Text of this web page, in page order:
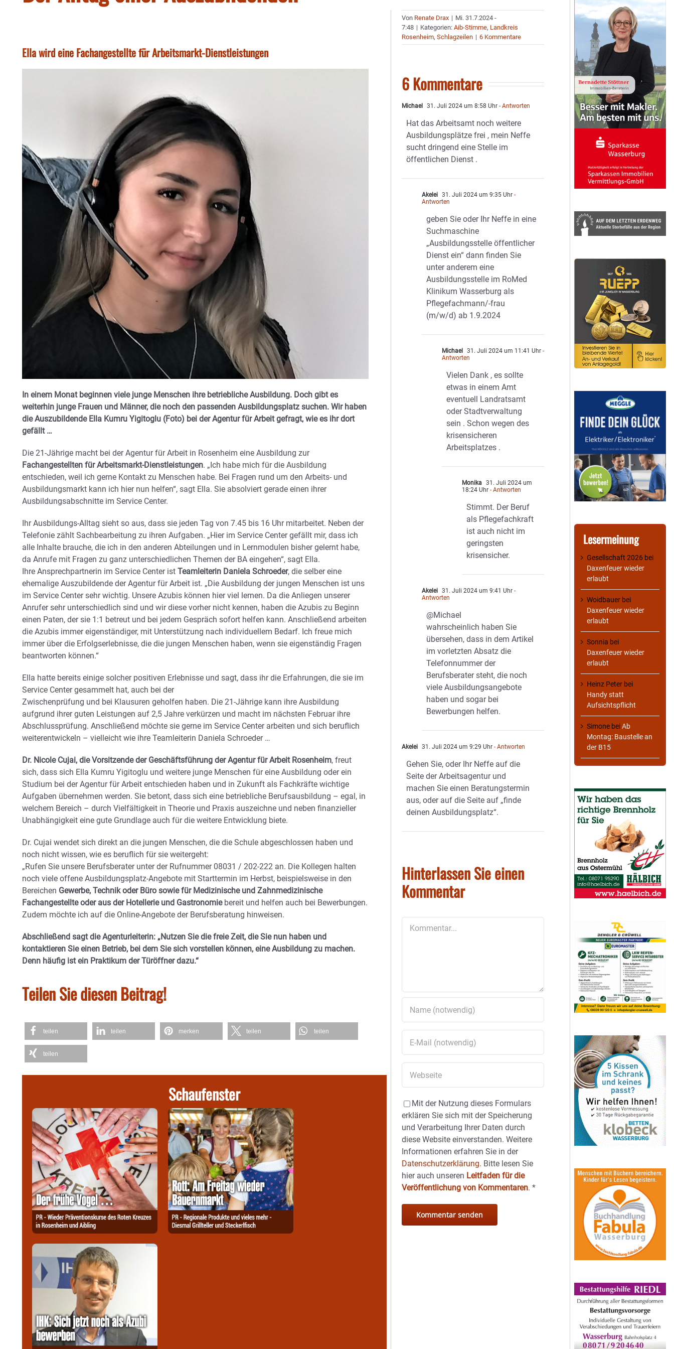
Ella wird eine Fachangestellte für Arbeitsmarkt-Dienstleistungen
In einem Monat beginnen viele junge Menschen ihre betriebliche Ausbildung. Doch gibt es
weiterhin junge Frauen und Männer, die noch den passenden Ausbildungsplatz suchen. Wir haben
die Auszubildende Ella Kumru Yigitoglu (Foto) bei der Agentur für Arbeit gefragt, wie es ihr dort
gefällt …
Die 21-Jährige macht bei der Agentur für Arbeit in Rosenheim eine Ausbildung zur
Fachangestellten für Arbeitsmarkt-Dienstleistungen. „Ich habe mich für die Ausbildung
entschieden, weil ich gerne Kontakt zu Menschen habe. Bei Fragen rund um den Arbeits- und
Ausbildungsmarkt kann ich hier nun helfen“, sagt Ella. Sie absolviert gerade einen ihrer
Ausbildungsabschnitte im Service Center.
Ihr Ausbildungs-Alltag sieht so aus, dass sie jeden Tag von 7.45 bis 16 Uhr mitarbeitet. Neben der
Telefonie zählt Sachbearbeitung zu ihren Aufgaben. „Hier im Service Center gefällt mir, dass ich
alle Inhalte brauche, die ich in den anderen Abteilungen und in Lernmodulen bisher gelernt habe,
da Anrufe mit Fragen zu ganz unterschiedlichen Themen der BA eingehen“, sagt Ella.
Ihre Ansprechpartnerin im Service Center ist Teamleiterin Daniela Schroeder, die selber eine
ehemalige Auszubildende der Agentur für Arbeit ist. „Die Ausbildung der jungen Menschen ist uns
im Service Center sehr wichtig. Unsere Azubis können hier viel lernen. Da die Anliegen unserer
Anrufer sehr unterschiedlich sind und wir diese vorher nicht kennen, haben die Azubis zu Beginn
einen Paten, der sie 1:1 betreut und bei jedem Gespräch sofort helfen kann. Anschließend arbeiten
die Azubis immer eigenständiger, mit Unterstützung nach individuellem Bedarf. Ich freue mich
immer über die Erfolgserlebnisse, die die jungen Menschen haben, wenn sie eigenständig Fragen
beantworten können.“
Ella hatte bereits einige solcher positiven Erlebnisse und sagt, dass ihr die Erfahrungen, die sie im
Service Center gesammelt hat, auch bei der
Zwischenprüfung und bei Klausuren geholfen haben. Die 21-Jährige kann ihre Ausbildung
aufgrund ihrer guten Leistungen auf 2,5 Jahre verkürzen und macht im nächsten Februar ihre
Abschlussprüfung. Anschließend möchte sie gerne im Service Center arbeiten und sich beruflich
weiterentwickeln – vielleicht wie ihre Teamleiterin Daniela Schroeder …
Dr. Nicole Cujai, die Vorsitzende der Geschäftsführung der Agentur für Arbeit Rosenheim, freut
sich, dass sich Ella Kumru Yigitoglu und weitere junge Menschen für eine Ausbildung oder ein
Studium bei der Agentur für Arbeit entschieden haben und in Zukunft als Fachkräfte wichtige
Aufgaben übernehmen werden. Sie betont, dass sich eine betriebliche Berufsausbildung – egal, in
welchem Bereich – durch Vielfältigkeit in Theorie und Praxis auszeichne und neben finanzieller
Unabhängigkeit eine gute Grundlage auch für die weitere Entwicklung biete.
Dr. Cujai wendet sich direkt an die jungen Menschen, die die Schule abgeschlossen haben und
noch nicht wissen, wie es beruflich für sie weitergeht:
„Rufen Sie unsere Berufsberater unter der Rufnummer 08031 / 202-222 an. Die Kollegen halten
noch viele offene Ausbildungsplatz-Angebote mit Starttermin im Herbst, beispielsweise in den
Bereichen Gewerbe, Technik oder Büro sowie für Medizinische und Zahnmedizinische
Fachangestellte oder aus der Hotellerie und Gastronomie bereit und helfen auch bei Bewerbungen.
Zudem möchte ich auf die Online-Angebote der Berufsberatung hinweisen.
Abschließend sagt die Agenturleiterin: „Nutzen Sie die freie Zeit, die Sie nun haben und
kontaktieren Sie einen Betrieb, bei dem Sie sich vorstellen können, eineAusbildung zu machen.
Denn häufig ist ein Praktikum der Türöffner dazu.“
Teilen Sie diesen Beitrag!
teilen teilen merken teilen teilen
teilen
Schaufenster
Von Renate Drax | Mi. 31.7.2024 -
7:48 | Kategorien:Aib-Stimme, Landkreis
Rosenheim,Schlagzeilen | 6 Kommentare
6 Kommentare
Michael 31. Juli 2024 um 8:58 Uhr - Antworten
Hat das Arbeitsamt noch weitere
Ausbildungsplätze frei , mein Neffe
sucht dringend eine Stelle im
öffentlichen Dienst .
Akelei 31. Juli 2024 um 9:35 Uhr -
Antworten
geben Sie oder Ihr Neffe in eine
Suchmaschine
„Ausbildungsstelle öffentlicher
Dienst ein“ dann finden Sie
unter anderem eine
Ausbildungsstelle im RoMed
Klinikum Wasserburg als
Pflegefachmann/-frau
(m/w/d) ab 1.9.2024
Michael 31. Juli 2024 um 11:41 Uhr -
Antworten
Vielen Dank , es sollte
etwas in einem Amt
eventuell Landratsamt
oder Stadtverwaltung
sein . Schon wegen des
krisensicheren
Arbeitsplatzes .
Monika 31. Juli 2024 um
18:24 Uhr - Antworten
Stimmt. Der Beruf
als Pflegefachkraft
ist auch nicht im
geringsten
krisensicher.
Akelei 31. Juli 2024 um 9:41 Uhr -
Antworten
@Michael
wahrscheinlich haben Sie
übersehen, dass in dem Artikel
im vorletzten Absatz die
Telefonnummer der
Berufsberater steht, die noch
viele Ausbildungsangebote
haben und sogar bei
Bewerbungen helfen.
Akelei 31. Juli 2024 um 9:29 Uhr - Antworten
Gehen Sie, oder Ihr Neffe auf die
Seite der Arbeitsagentur und
machen Sie einen Beratungstermin
aus, oder auf die Seite auf „finde
deinen Ausbildungsplatz“.
Hinterlassen Sie einen
Kommentar
Mit der Nutzung dieses Formulars
erklären Sie sich mit der Speicherung
und Verarbeitung Ihrer Daten durch
diese Website einverstanden. Weitere
Informationen erfahren Sie in der
Datenschutzerklärung. Bitte lesen Sie
hier auch unseren Leitfaden für die
Veröffentlichung von Kommentaren.*
Lesermeinung
Gesellschaft 2026 bei
Daxenfeuer wieder
erlaubt
Woidbauer bei
Daxenfeuer wieder
erlaubt
Sonnia bei
Daxenfeuer wieder
erlaubt
Heinz Peter bei
Handy statt
Aufsichtspflicht
Simone beiAb
Montag: Baustelle an
der B15